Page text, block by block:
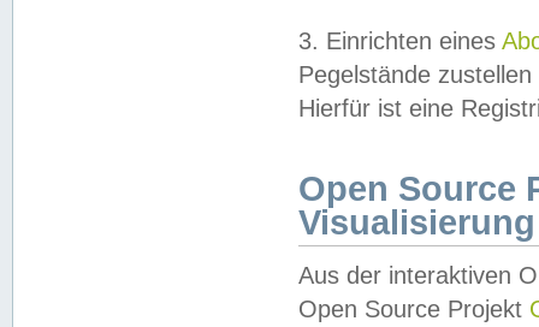
3. Einrichten eines
Pegelstände
Hierfür ist eine
Open Source
Visualisierung
Aus der interaktiven
Open Source Projekt